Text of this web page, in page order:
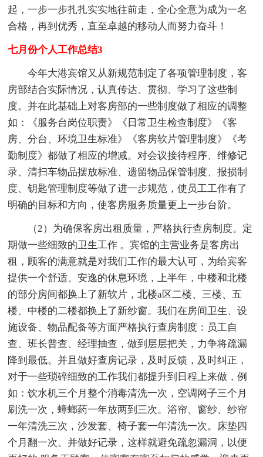
起，一步一步扎扎实实地往前走，全心全意为成为一名
合格，再到优秀，直至卓越的移动人而努力奋斗！
七月份个人工作总结3
今年大港宾馆又从新规范制定了各项管理制度，客
房部结合实际情况，认真传达、贯彻、学习了这些制
度。并在此基础上对客房部的一些制度做了相应的调整
如：《服务台岗位职责》《日常卫生检查制度》《客
房、分台、环境卫生标准》《客房软片管理制度》《考
勤制度》都做了相应的增减。对会议接待程序、维修记
录、清扫车物品摆放标准、遗留物品保管制度、报损制
度、钥匙管理制度等做了进一步规范，使员工工作有了
明确的目标和方向，使客房服务质量更上一步台阶。
（2）为确保客房出租质量，严格执行查房制度。定
期做一些细致的卫生工作 。宾馆的主营业务是客房出
租，顾客的满意就是对我们工作的最大认可，为给宾客
提供一个舒适、安逸的休息环境，上半年，中楼和北楼
的部分房间都换上了新软片，北楼a区二楼、三楼、五
楼、中楼的二楼都换上了新纱窗。我们在房间卫生、设
施设备、物品配备等方面严格执行查房制度：员工自
查、班长普查、经理抽查，做到层层把关，力争将疏漏
降到最低。并且做好查房记录，及时反馈，及时纠正，
对于一些琐碎细致的工作我们都提升到日程上来做，例
如：饮水机三个月整个消毒清洗一次，空调网子三个月
刷洗一次，蟑螂药一年放两到三次。浴帘、窗纱、纱帘
一年清洗三次，沙发套、椅子套一年清洗一次。床垫四
个月翻一次。并做好记录，这样就避免疏忽漏洞，以便